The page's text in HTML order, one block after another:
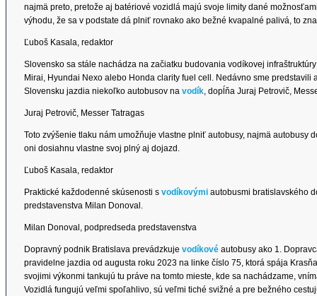
najmä preto, pretože aj batériové vozidlá majú svoje limity dané
výhodu, že sa v podstate dá plniť rovnako ako bežné kvapalné palivá, to
Ľuboš Kasala, redaktor
Slovensko sa stále nachádza na začiatku budovania vodíkovej
Mirai, Hyundai Nexo alebo Honda clarity fuel cell. Nedávno sme
Slovensku jazdia niekoľko autobusov na vodík, dopĺňa Juraj Petrovič,
Juraj Petrovič, Messer Tatragas
Toto zvýšenie tlaku nám umožňuje vlastne plniť autobusy, najmä autobusy
oni dosiahnu vlastne svoj plný aj dojazd.
Ľuboš Kasala, redaktor
Praktické každodenné skúsenosti s vodíkovými autobusmi bratislavského
predstavenstva Milan Donoval.
Milan Donoval, podpredseda predstavenstva
Dopravný podnik Bratislava prevádzkuje vodíkové autobusy ako 1.
pravidelne jazdia od augusta roku 2023 na linke číslo 75, ktorá spája
svojimi výkonmi tankujú tu práve na tomto mieste, kde sa nachádzame,
Vozidlá fungujú veľmi spoľahlivo, sú veľmi tiché svižné a pre bežného